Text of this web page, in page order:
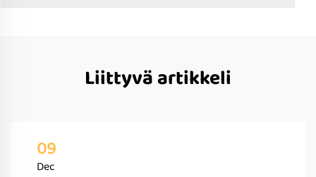
Liittyvä artikkeli
09
Dec